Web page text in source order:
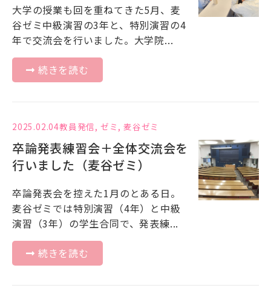
大学の授業も回を重ねてきた5月、麦
谷ゼミ中級演習の3年と、特別演習の4
年で交流会を行いました。大学院...
続きを読む
2025.02.04教員発信, ゼミ ,麦谷ゼミ
卒論発表練習会＋全体交流会を
行いました（麦谷ゼミ）
卒論発表会を控えた1月のとある日。
麦谷ゼミでは特別演習（4年）と中級
演習（3年）の学生合同で、発表練...
続きを読む